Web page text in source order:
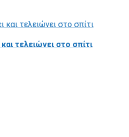
τελειώνει στο σπίτι